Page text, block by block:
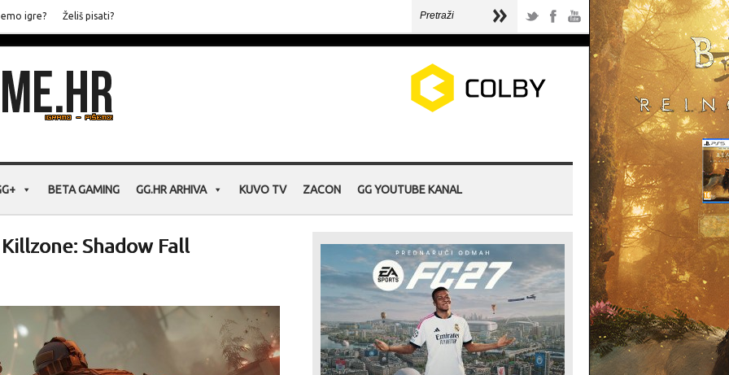
igre? Želiš pisati?
BETA GAMING GG.HR ARHIVA KUVO TV ZACON GG YOUTUBE KANAL
Shadow Fall